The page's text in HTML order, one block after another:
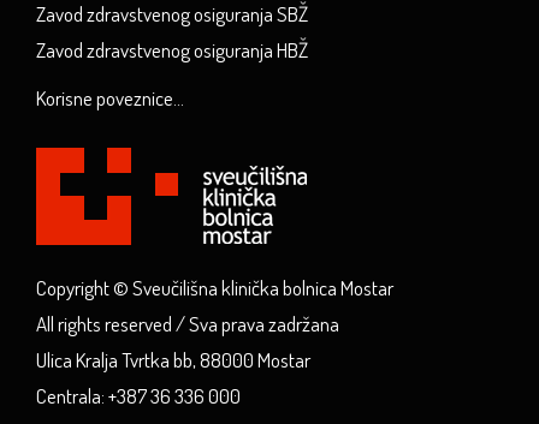
Zavod zdravstvenog osiguranja SBŽ
Zavod zdravstvenog osiguranja HBŽ
Korisne poveznice...
Copyright © Sveučilišna klinička bolnica Mostar
All rights reserved / Sva prava zadržana
Ulica Kralja Tvrtka bb, 88000 Mostar
Centrala: +387 36 336 000